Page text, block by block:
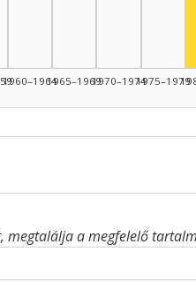
1960–19641965–19691970–19741975–1979
megtalálja a megfelelő